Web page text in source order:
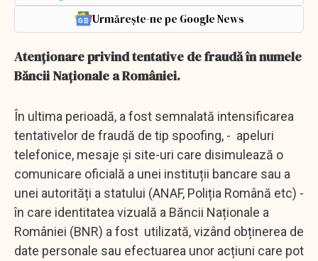
Urmărește-ne pe Google News
Atenționare privind tentative de fraudă în numele
Băncii Naționale a României.
În ultima perioadă, a fost semnalată intensificarea
tentativelor de fraudă de tip spoofing, - apeluri
telefonice, mesaje și site-uri care disimulează o
comunicare oficială a unei instituții bancare sau a
unei autorități a statului (ANAF, Poliția Română etc) -
în care identitatea vizuală a Băncii Naționale a
României (BNR) a fost utilizată, vizând obținerea de
date personale sau efectuarea unor acțiuni care pot